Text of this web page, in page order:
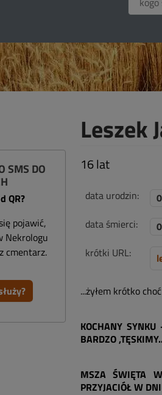
SMS DO
QR?
pojawić,
Nekrologu
cmentarz.
Leszek
16 lat
data urodzin:
data śmierci:
krótki URL:
...żyłem krótko
KOCHANY
BARDZO
MSZA ŚWIĘTA
PRZYJACIÓŁ W